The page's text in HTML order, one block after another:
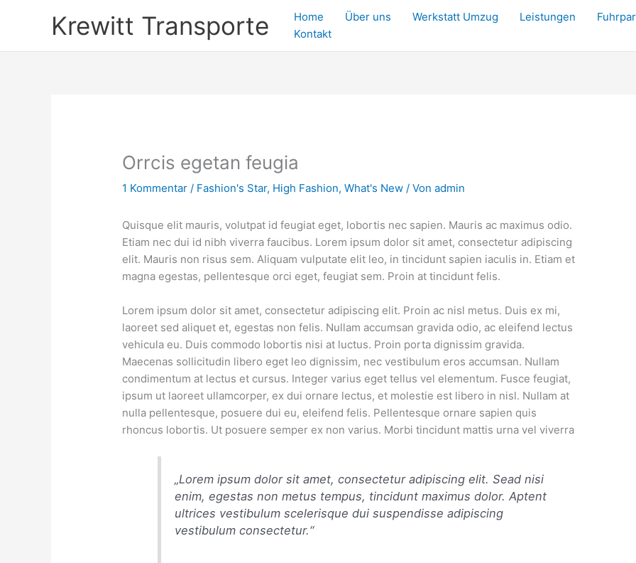
Krewitt Transporte Home Über uns Werkstatt Umzug Leistungen
Kontakt
Orrcis egetan feugia
1 Kommentar / Fashion's Star, High Fashion,What's New / Vonadmin
Quisque elit mauris, volutpat id feugiat eget, lobortis nec sapien. Mauris ac maximus odio.
Etiam nec dui id nibh viverra faucibus. Lorem ipsum dolor sit amet, consectetur adipiscing
elit. Mauris non risus sem. Aliquam vulputate elit leo, in tincidunt sapien iaculis in. Etiam et
magna egestas, pellentesque orci eget, feugiat sem. Proin at tincidunt felis.
Lorem ipsum dolor sit amet, consectetur adipiscing elit. Proin ac nisl metus. Duis ex mi,
laoreet sed aliquet et, egestas non felis. Nullam accumsan gravida odio, ac eleifend lectus
vehicula eu. Duis commodo lobortis nisi at luctus. Proin porta dignissim gravida.
Maecenas sollicitudin libero eget leo dignissim, nec vestibulum eros accumsan. Nullam
condimentum at lectus et cursus. Integer varius eget tellus vel elementum. Fusce feugiat,
ipsum ut laoreet ullamcorper, ex dui ornare lectus, et molestie est libero in nisl. Nullam at
nulla pellentesque, posuere dui eu, eleifend felis. Pellentesque ornare sapien quis
rhoncus lobortis. Ut posuere semper ex non varius. Morbi tincidunt mattis urna vel viverra
„Lorem ipsum dolor sit amet, consectetur adipiscing elit. Sead nisi
enim, egestas non metus tempus, tincidunt maximus dolor. Aptent
ultrices vestibulum scelerisque dui suspendisse adipiscing
vestibulum consectetur.“